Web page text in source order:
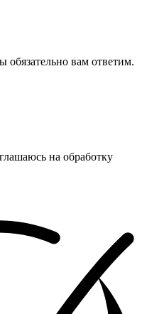
обязательно вам ответим.
на обработку